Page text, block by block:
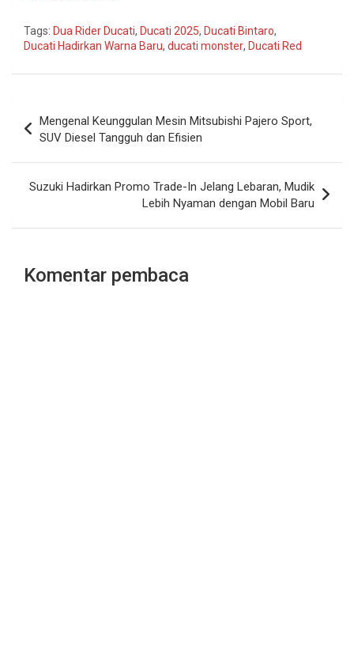
Tags: Dua Rider Ducati, Ducati 2025, Ducati Bintaro,
Ducati Hadirkan Warna Baru, ducati monster, Ducati Red
pos
Mengenal Keunggulan Mesin Mitsubishi Pajero Sport,
SUV Diesel Tangguh dan Efisien
Suzuki Hadirkan Promo Trade-In Jelang Lebaran, Mudik
Lebih Nyaman dengan Mobil Baru
Komentar pembaca